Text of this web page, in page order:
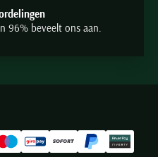
96% beveelt ons aan.